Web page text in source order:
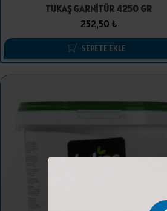
TUKAŞ GARNİTÜR 4250 GR
252,50 ₺
SEPETE EKLE